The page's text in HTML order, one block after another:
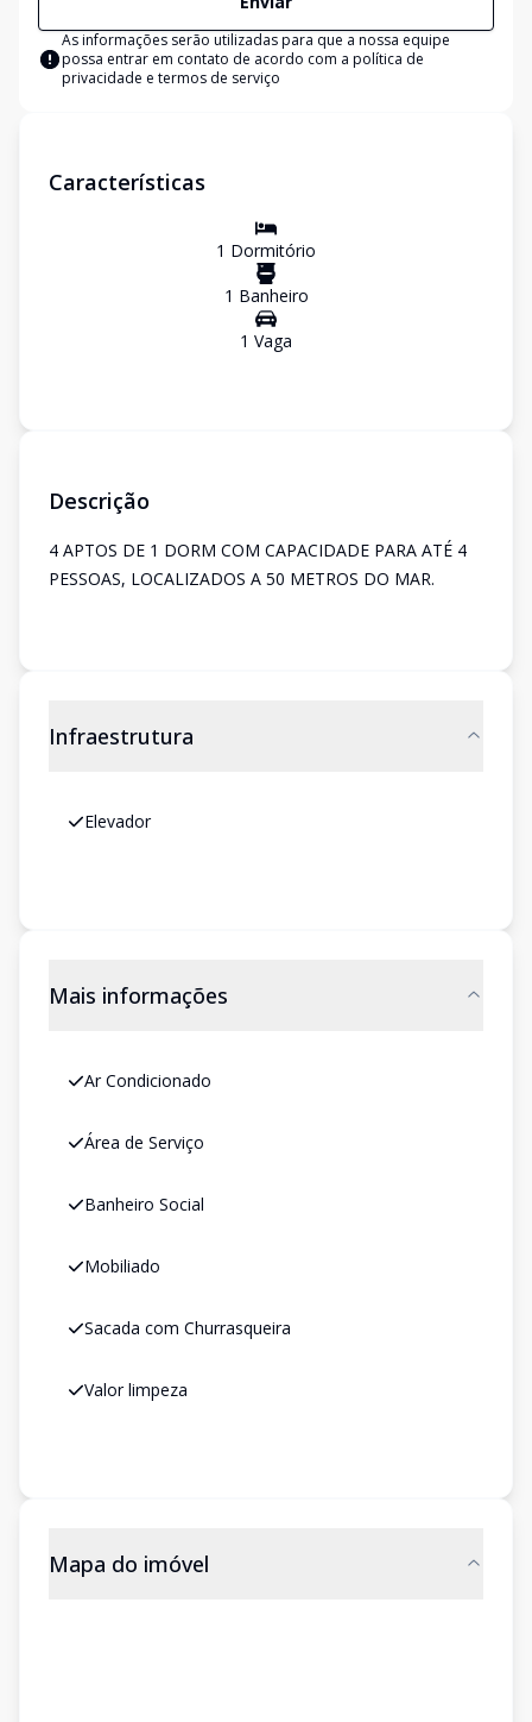
As informações serão utilizadas para que a nossa equipe
possa entrar em contato de acordo com a política de
privacidade e termos de serviço
Características
1 Dormitório
1 Banheiro
1 Vaga
Descrição
4 APTOS DE 1 DORM COM CAPACIDADE PARA ATÉ 4
PESSOAS, LOCALIZADOS A 50 METROS DO MAR.
Infraestrutura
Elevador
Mais informações
Ar Condicionado
Área de Serviço
Banheiro Social
Mobiliado
Sacada com Churrasqueira
Valor limpeza
Mapa do imóvel